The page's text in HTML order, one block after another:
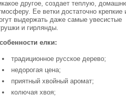
другое, создает теплую,
Ее ветки достаточно крепкие
выдержать даже самые увесистые
и гирлянды.
елки:
традиционное русское дерево;
недорогая цена;
приятный хвойный аромат;
колючая хвоя;